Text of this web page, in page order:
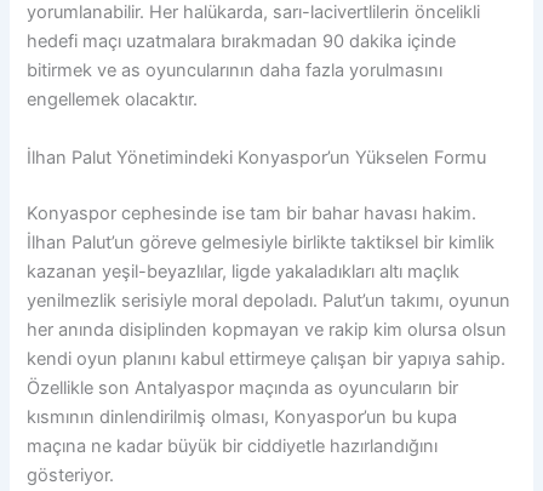
yorumlanabilir. Her halükarda, sarı-lacivertlilerin öncelikli
hedefi maçı uzatmalara bırakmadan 90 dakika içinde
bitirmek ve as oyuncularının daha fazla yorulmasını
engellemek olacaktır.
İlhan Palut Yönetimindeki Konyaspor’un Yükselen Formu
Konyaspor cephesinde ise tam bir bahar havası hakim.
İlhan Palut’un göreve gelmesiyle birlikte taktiksel bir kimlik
kazanan yeşil-beyazlılar, ligde yakaladıkları altı maçlık
yenilmezlik serisiyle moral depoladı. Palut’un takımı, oyunun
her anında disiplinden kopmayan ve rakip kim olursa olsun
kendi oyun planını kabul ettirmeye çalışan bir yapıya sahip.
Özellikle son Antalyaspor maçında as oyuncuların bir
kısmının dinlendirilmiş olması, Konyaspor’un bu kupa
maçına ne kadar büyük bir ciddiyetle hazırlandığını
gösteriyor.